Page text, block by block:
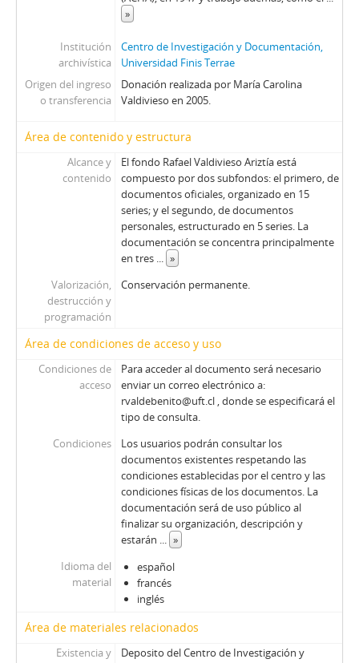
»
Institución
archivística
Centro de Investigación y Documentación,
Universidad Finis Terrae
Origen del ingreso
o transferencia
Donación realizada por María Carolina
Valdivieso en 2005.
Área de contenido y estructura
Alcance y
contenido
El fondo Rafael Valdivieso Ariztía está
compuesto por dos subfondos: el primero, de
documentos oficiales, organizado en 15
series; y el segundo, de documentos
personales, estructurado en 5 series. La
documentación se concentra principalmente
en tres ... »
Valorización,
destrucción y
programación
Conservación permanente.
Área de condiciones de acceso y uso
Condiciones de
acceso
Para acceder al documento será necesario
enviar un correo electrónico a:
rvaldebenito@uft.cl , donde se especificará el
tipo de consulta.
Condiciones
Los usuarios podrán consultar los
documentos existentes respetando las
condiciones establecidas por el centro y las
condiciones físicas de los documentos. La
documentación será de uso público al
finalizar su organización, descripción y
estarán ... »
Idioma del
material
español
francés
inglés
Área de materiales relacionados
Existencia y
Deposito del Centro de Investigación y